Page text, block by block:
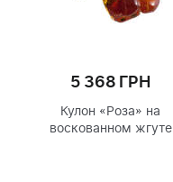
5 368 ГРН
Кулон «Роза» на
воскованном жгуте